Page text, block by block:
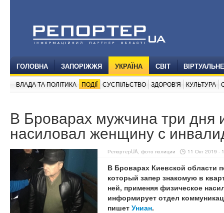
ГОЛОВНА ЗАПОРІЖЖЯ УКРАЇНА СВІТ
ВЛАДА ТА ПОЛІТИКА ПОДІЇ СУСПІЛЬСТВО ЗДОРОВ'Я КУЛЬТУРА
В Броварах мужчина три дня
насиловал женщину с
РепортерUA, фото полиции 11 Окт 2019 -
В Броварах Киевской области
который запер знакомую в
ней, применяя физическое
информирует отдел
пишет Униан.